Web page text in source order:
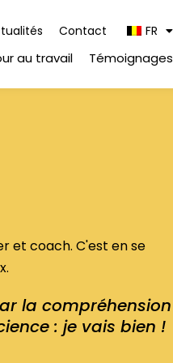
Contact FR
au travail Témoignages
et coach. C'est en se
la compréhension
: je vais bien !